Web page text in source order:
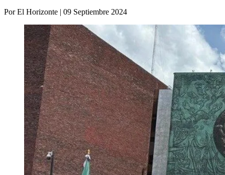
Por El Horizonte | 09 Septiembre 2024